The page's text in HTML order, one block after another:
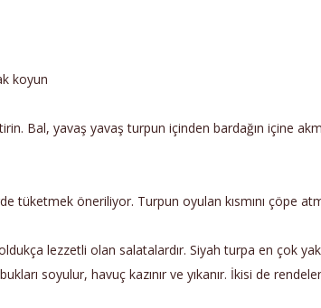
koyun
Bal, yavaş yavaş turpun içinden bardağın içine
öneriliyor. Turpun oyulan kısmını çöpe
lezzetli olan salatalardır. Siyah turpa en çok
soyulur, havuç kazınır ve yıkanır. İkisi de